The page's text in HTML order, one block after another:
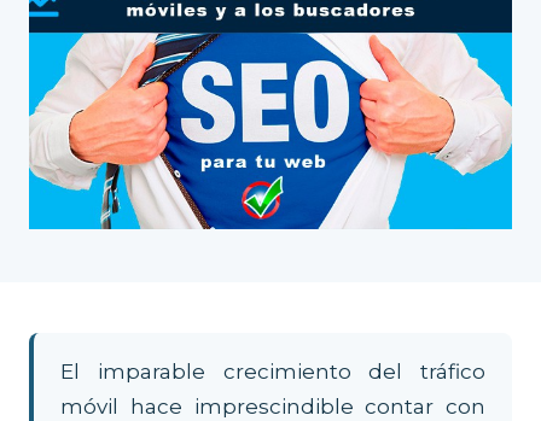
El imparable crecimiento del tráfico
móvil hace imprescindible contar con